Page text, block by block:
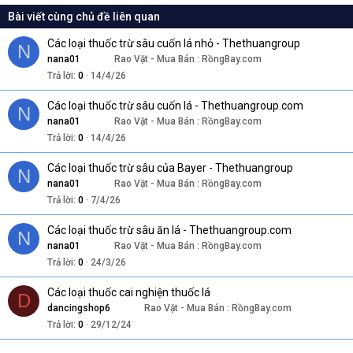
Bài viết cùng chủ đề liên quan
N Các loại thuốc trừ sâu cuốn lá nhỏ - Thethuangroup
nana01
Rao Vặt - Mua Bán : RồngBay.com
Trả lời 0 14/4/26
N Các loại thuốc trừ sâu cuốn lá - Thethuangroup.com
nana01
Rao Vặt - Mua Bán : RồngBay.com
Trả lời 0 14/4/26
N Các loại thuốc trừ sâu của Bayer - Thethuangroup
nana01
Rao Vặt - Mua Bán : RồngBay.com
Trả lời 0 7/4/26
N Các loại thuốc trừ sâu ăn lá - Thethuangroup.com
nana01
Rao Vặt - Mua Bán : RồngBay.com
Trả lời 0 24/3/26
D Các loại thuốc cai nghiện thuốc lá
dancingshop6
Rao Vặt - Mua Bán : RồngBay.com
Trả lời 0 29/12/24